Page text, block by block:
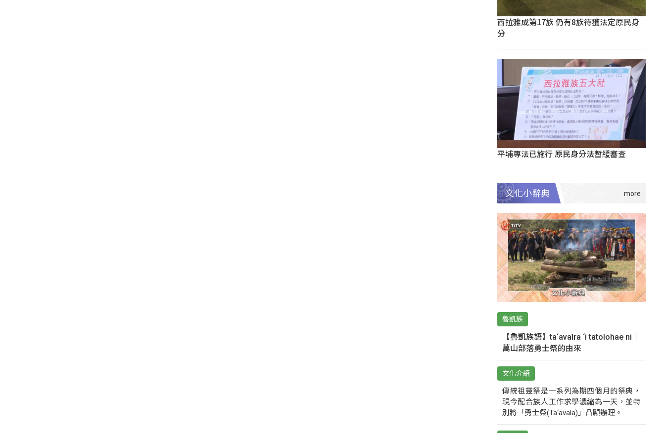
西拉雅成第17族 仍有8族待獲法定原民身
分
平埔專法已施行 原民身分法暫緩審查
文化小辭典
魯凱族
【魯凱族語】ta‘avalra ‘i tatolohae ni｜
萬山部落勇士祭的由來
文化介紹
傳統祖靈祭是一系列為期四個月的祭典，
現今配合族人工作求學濃縮為一天，並特
別將「勇士祭(Ta‘avala)」凸顯辦理。